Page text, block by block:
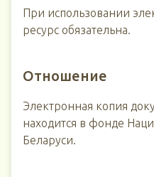
При использовании
ресурс обязательна.
Отношение
Электронная копия
находится в фонде
Беларуси.